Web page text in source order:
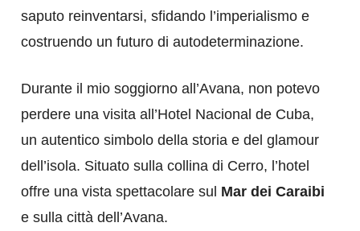
saputo reinventarsi, sfidando l’imperialismo e
costruendo un futuro di autodeterminazione.
Durante il mio soggiorno all’Avana, non potevo
perdere una visita all’Hotel Nacional de Cuba,
un autentico simbolo della storia e del glamour
dell’isola. Situato sulla collina di Cerro, l’hotel
offre una vista spettacolare sul Mar dei Caraibi
e sulla città dell’Avana.